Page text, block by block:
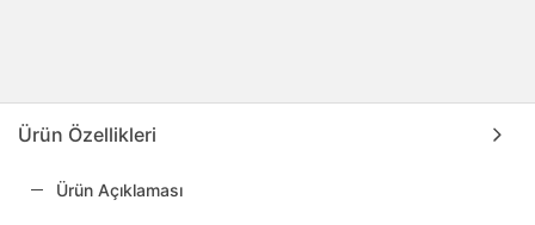
Ürün Özellikleri
Ürün Açıklaması